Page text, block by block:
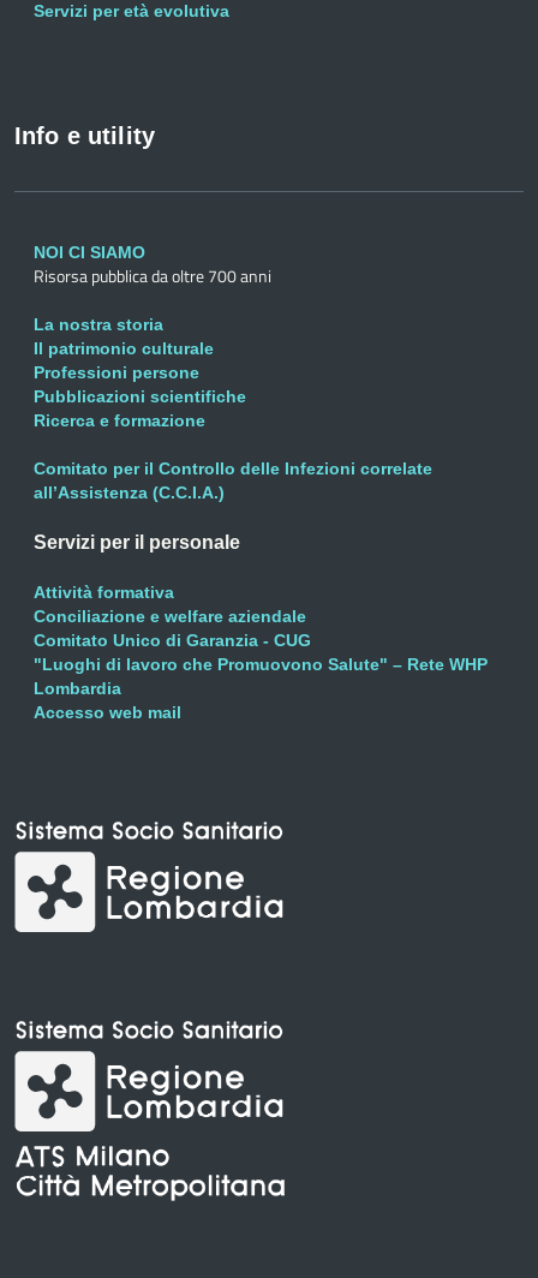
Servizi per età evolutiva
Info e utility
NOI CI SIAMO
Risorsa pubblica da oltre 700 anni
La nostra storia
Il patrimonio culturale
Professioni persone
Pubblicazioni scientifiche
Ricerca e formazione
Comitato per il Controllo delle Infezioni correlate
all’Assistenza (C.C.I.A.)
Servizi per il personale
Attività formativa
Conciliazione e welfare aziendale
Comitato Unico di Garanzia - CUG
"Luoghi di lavoro che Promuovono Salute" – Rete WHP
Lombardia
Accesso web mail